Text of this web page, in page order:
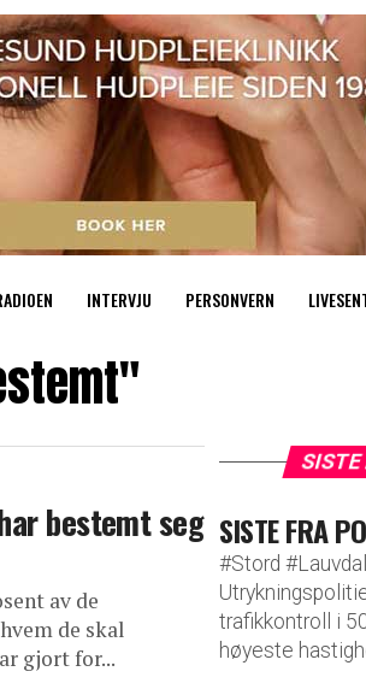
INTERVJU PERSONVERN
bestemt seg
av de
de skal
gjort for...
SISTE
SISTE FRA
#Stord
trafikkontroll i
høyeste